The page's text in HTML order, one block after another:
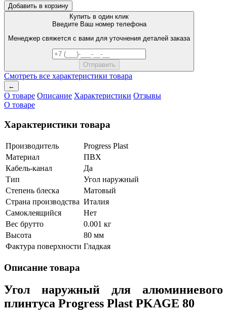
Добавить в корзину
Купить в один клик
Введите Ваш номер телефона
Менеджер свяжется с вами для уточнения деталей заказа
Смотреть все характеристики товара
←
О товаре Описание Характеристики Отзывы
О товаре
Характеристики товара
Производитель
Progress Plast
Материал
ПВХ
Кабель-канал
Да
Тип
Угол наружный
Степень блеска
Матовый
Страна производства Италия
Самоклеящийся
Нет
Вес брутто
0.001 кг
Высота
80 мм
Фактура поверхности Гладкая
Описание товара
Угол наружный для алюминиевого
плинтуса Progress Plast PKAGE 80